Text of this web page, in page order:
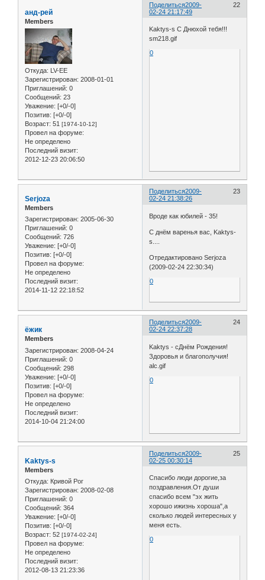
Поделиться 22
2009-
02-24 21:17:49
анд-рей
Members
Откуда: LV-EE
Зарегистрирован: 2008-01-01
Приглашений: 0
Сообщений: 23
Уважение: [+0/-0]
Позитив: [+0/-0]
Возраст: 51 [1974-10-12]
Провел на форуме:
Не определено
Последний визит:
2012-12-23 20:06:50
Kaktys-s С Днюхой тебя!!!
sm218.gif
0
Поделиться 23
2009-
02-24 21:38:26
Serjoza
Members
Зарегистрирован: 2005-06-30
Приглашений: 0
Сообщений: 726
Уважение: [+0/-0]
Позитив: [+0/-0]
Провел на форуме:
Не определено
Последний визит:
2014-11-12 22:18:52
Вроде как юбилей - 35!
С днём варенья вас, Kaktys-
s....
Отредактировано Serjoza
(2009-02-24 22:30:34)
0
Поделиться 24
2009-
02-24 22:37:28
ёжик
Members
Зарегистрирован: 2008-04-24
Приглашений: 0
Сообщений: 298
Уважение: [+0/-0]
Позитив: [+0/-0]
Провел на форуме:
Не определено
Последний визит:
2014-10-04 21:24:00
Kaktys - cДнём Рождения!
Здоровья и благополучия!
alc.gif
0
Поделиться 25
2009-
02-25 00:30:14
Kaktys-s
Members
Откуда: Кривой Рог
Зарегистрирован: 2008-02-08
Приглашений: 0
Сообщений: 364
Уважение: [+0/-0]
Позитив: [+0/-0]
Возраст: 52 [1974-02-24]
Провел на форуме:
Не определено
Последний визит:
2012-08-13 21:23:36
Спасибо люди дорогие,за
поздравления.От души
спасибо всем "эх жить
хорошо ижизнь хороша",а
сколько людей интересных у
меня есть.
0